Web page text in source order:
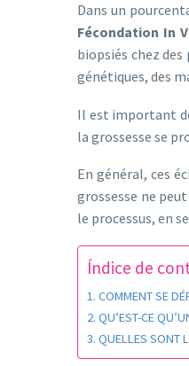
Dans un
Fécondation In
biopsiés chez
génétiques, des
Il est important
la grossesse se
En général, ces
grossesse ne
le processus, en
Índice de
COMMENT SE
QU’EST-CE
QUELLES SONT